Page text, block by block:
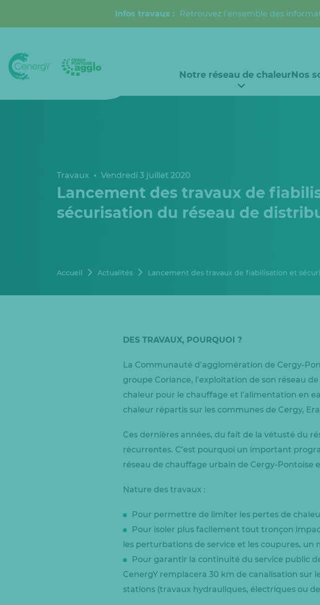
Infos travaux : Retrouvez l’ensemble des
Notre réseau de chaleurNos
Travaux Vendredi 3 juillet 2020
Lancement des travaux de
sécurisation du réseau de
Accueil Actualités Lancement des travaux de fiabilisation et
DES TRAVAUX, POURQUOI ?
La Communauté d’agglomération de Cergy-
groupe Coriance, l’exploitation de son réseau
chaleur pour le chauffage et l’alimentation en
chaleur répartis sur les communes de Cergy,
Ces dernières années, du fait de la vétusté du
récurrentes. C’est pourquoi un important
réseau de chauffage urbain de Cergy-Pontoise
Nature des travaux :
Pour permettre de limiter les pertes de
Pour isoler plus facilement tout tronçon
les perturbations de service et les coupures, un
Pour garantir la continuité du service public
CenergY remplacera 30 km de canalisation sur
stations (travaux hydrauliques, électriques ou